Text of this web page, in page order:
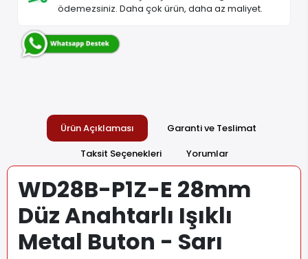
ödemezsiniz. Daha çok ürün, daha az maliyet.
Ürün Açıklaması
Garanti ve Teslimat
Taksit Seçenekleri
Yorumlar
WD28B-P1Z-E 28mm
Düz Anahtarlı Işıklı
Metal Buton - Sarı